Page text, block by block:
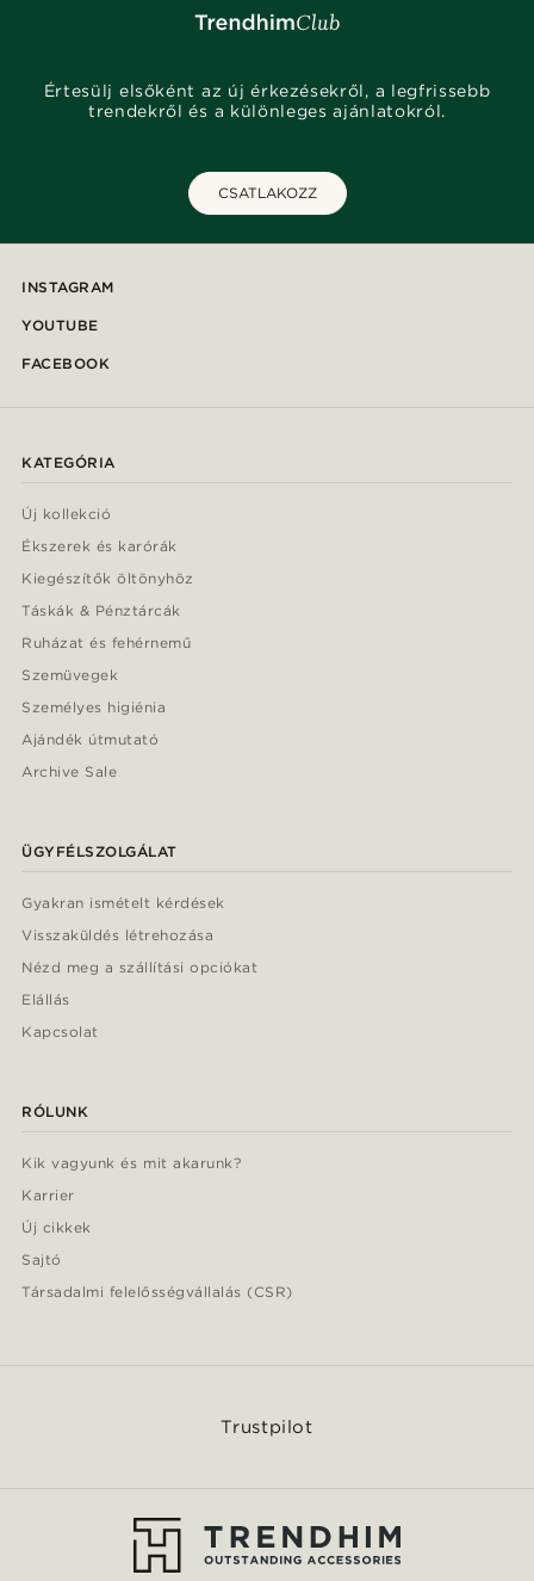
Értesülj elsőként az új érkezésekről, a legfrissebb
trendekről és a különleges ajánlatokról.
CSATLAKOZZ
INSTAGRAM
YOUTUBE
FACEBOOK
KATEGÓRIA
Új kollekció
Ékszerek és karórák
Kiegészítők öltönyhöz
Táskák & Pénztárcák
Ruházat és fehérnemű
Szemüvegek
Személyes higiénia
Ajándék útmutató
Archive Sale
ÜGYFÉLSZOLGÁLAT
Gyakran ismételt kérdések
Visszaküldés létrehozása
Nézd meg a szállítási opciókat
Elállás
Kapcsolat
RÓLUNK
Kik vagyunk és mit akarunk?
Karrier
Új cikkek
Sajtó
Társadalmi felelősségvállalás (CSR)
Trustpilot